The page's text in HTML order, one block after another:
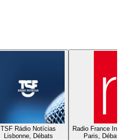
TSF Rádio Notícias
Lisbonne, Débats
Radio France
Paris,